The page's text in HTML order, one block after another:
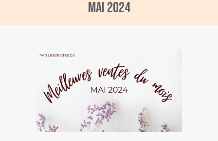
Mai 2024